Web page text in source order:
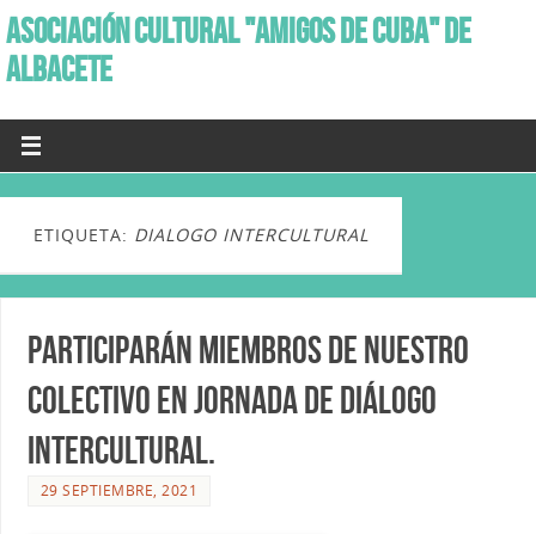
ASOCIACIÓN CULTURAL "AMIGOS DE CUBA" DE
ALBACETE
ETIQUETA: DIALOGO INTERCULTURAL
Participarán miembros de nuestro
colectivo en Jornada de diálogo
Intercultural.
29 SEPTIEMBRE, 2021